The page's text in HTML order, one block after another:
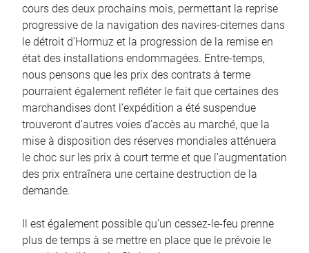
cours des deux prochains mois, permettant la reprise
progressive de la navigation des navires-citernes dans
le détroit d’Hormuz et la progression de la remise en
état des installations endommagées. Entre-temps,
nous pensons que les prix des contrats à terme
pourraient également refléter le fait que certaines des
marchandises dont l’expédition a été suspendue
trouveront d’autres voies d’accès au marché, que la
mise à disposition des réserves mondiales atténuera
le choc sur les prix à court terme et que l’augmentation
des prix entraînera une certaine destruction de la
demande.
Il est également possible qu’un cessez-le-feu prenne
plus de temps à se mettre en place que le prévoie le